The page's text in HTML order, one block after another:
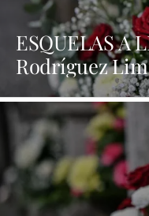
ESQUELAS A
Rodríguez